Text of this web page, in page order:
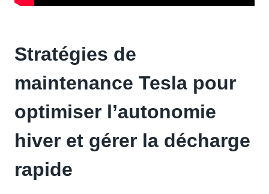
Stratégies de
maintenance Tesla pour
optimiser l’autonomie
hiver et gérer la décharge
rapide